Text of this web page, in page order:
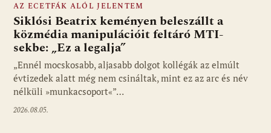
Fotó: media1.hu
AZ ECETFÁK ALÓL JELENTEM
Siklósi Beatrix keményen beleszállt a
közmédia manipulációit feltáró MTI-
sekbe: „Ez a legalja”
„Ennél mocskosabb, aljasabb dolgot kollégák az elmúlt
évtizedek alatt még nem csináltak, mint ez az arc és név
nélküli »munkacsoport«”…
2026.08.05.